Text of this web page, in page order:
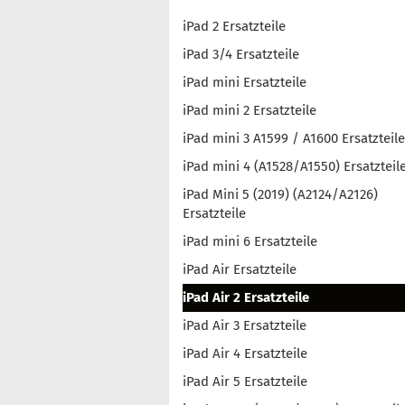
iPad 2 Ersatzteile
iPad 3/4 Ersatzteile
iPad mini Ersatzteile
iPad mini 2 Ersatzteile
iPad mini 3 A1599 / A1600 Ersatzteile
iPad mini 4 (A1528/A1550)
iPad Mini 5 (2019) (A2124/A2126)
Ersatzteile
iPad mini 6 Ersatzteile
iPad Air Ersatzteile
iPad Air 2 Ersatzteile
iPad Air 3 Ersatzteile
iPad Air 4 Ersatzteile
iPad Air 5 Ersatzteile